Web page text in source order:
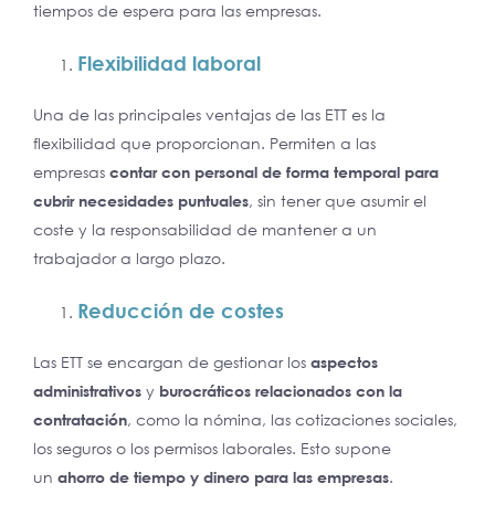
tiempos de espera para las empresas.
Flexibilidad laboral
Una de las principales ventajas de las ETT es la
flexibilidad que proporcionan. Permiten a las
empresas contar con personal de forma temporal para
cubrir necesidades puntuales, sin tener que asumir el
coste y la responsabilidad de mantener a un
trabajador a largo plazo.
Reducción de costes
Las ETT se encargan de gestionar los aspectos
administrativos y burocráticos relacionados con la
contratación, como la nómina, las cotizaciones sociales,
los seguros o los permisos laborales. Esto supone
un ahorro de tiempo y dinero para las empresas.